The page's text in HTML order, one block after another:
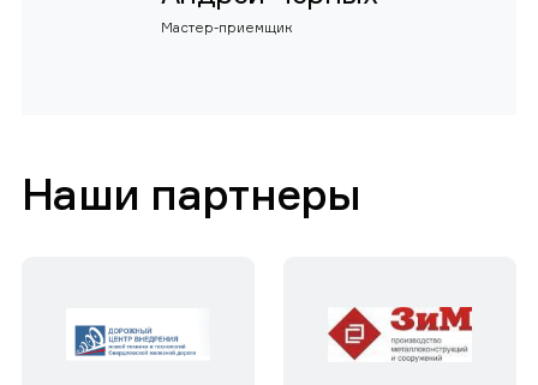
Мастер-приемщик
Наши партнеры